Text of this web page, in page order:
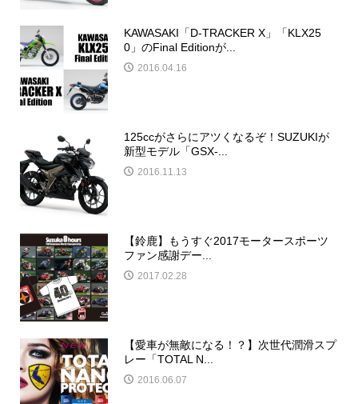
KAWASAKI「D-TRACKER X」「KLX25
0」のFinal Editionが...
2016.04.16
125ccがさらにアツくなるぞ！SUZUKIが
新型モデル「GSX‐...
2016.11.13
【鈴鹿】もうすぐ2017モータースポーツ
ファン感謝デー...
2017.02.28
【愛車が無敵になる！？】次世代潤滑スプ
レー「TOTAL N...
2016.06.07